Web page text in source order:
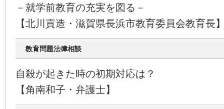
－就学前教育の充実を図る－
【北川貢造・滋賀県長浜市教育委員会教育長
教育問題法律相談
自殺が起きた時の初期対応は？
【角南和子・弁護士】